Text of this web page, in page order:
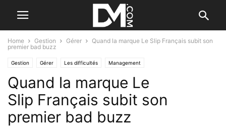
Home Gestion Gérer
Quand la marque Le Slip Français subit son
premier bad buzz
Gestion Gérer Les difficultés Management
Quand la marque Le
Slip Français subit son
premier bad buzz